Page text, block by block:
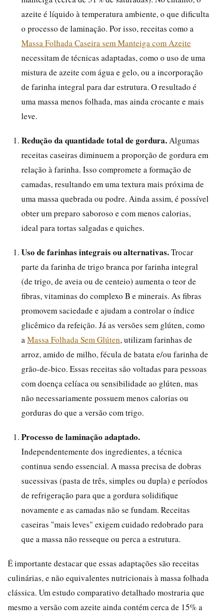
azeite é líquido à temperatura ambiente, o que dificulta
o processo de laminação. Por isso, receitas como a
Massa Folhada Caseira sem Manteiga com Azeite
necessitam de técnicas adaptadas, como o uso de uma
mistura de azeite com água e gelo, ou a incorporação
de farinha integral para dar estrutura. O resultado é
uma massa menos folhada, mas ainda crocante e mais
leve.
Redução da quantidade total de gordura. Algumas
receitas caseiras diminuem a proporção de gordura em
relação à farinha. Isso compromete a formação de
camadas, resultando em uma textura mais próxima de
uma massa quebrada ou podre. Ainda assim, é possível
obter um preparo saboroso e com menos calorias,
ideal para tortas salgadas e quiches.
Uso de farinhas integrais ou alternativas.Trocar
parte da farinha de trigo branca por farinha integral
(de trigo, de aveia ou de centeio) aumenta o teor de
fibras, vitaminas do complexo B e minerais. As fibras
promovem saciedade e ajudam a controlar o índice
glicêmico da refeição. Já as versões sem glúten, como
a Massa Folhada Sem Glúten, utilizam farinhas de
arroz, amido de milho, fécula de batata e/ou farinha de
grão-de-bico. Essas receitas são voltadas para pessoas
com doença celíaca ou sensibilidade ao glúten, mas
não necessariamente possuem menos calorias ou
gorduras do que a versão com trigo.
Processo de laminação adaptado.
Independentemente dos ingredientes, a técnica
continua sendo essencial. A massa precisa de dobras
sucessivas (pasta de três, simples ou dupla) e períodos
de refrigeração para que a gordura solidifique
novamente e as camadas não se fundam. Receitas
caseiras "mais leves" exigem cuidado redobrado para
que a massa não resseque ou perca a estrutura.
É importante destacar que essas adaptações são receitas
culinárias, e não equivalentes nutricionais à massa folhada
clássica. Um estudo comparativo detalhado mostraria que
mesmo a versão com azeite ainda contém cerca de 15% a